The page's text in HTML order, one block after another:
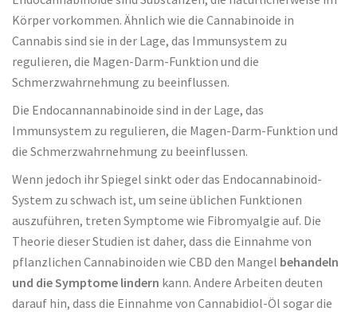
Körper vorkommen. Ähnlich wie die Cannabinoide in
Cannabis sind sie in der Lage, das Immunsystem zu
regulieren, die Magen-Darm-Funktion und die
Schmerzwahrnehmung zu beeinflussen.
Die Endocannannabinoide sind in der Lage, das
Immunsystem zu regulieren, die Magen-Darm-Funktion und
die Schmerzwahrnehmung zu beeinflussen.
Wenn jedoch ihr Spiegel sinkt oder das Endocannabinoid-
System zu schwach ist, um seine üblichen Funktionen
auszuführen, treten Symptome wie Fibromyalgie auf. Die
Theorie dieser Studien ist daher, dass die Einnahme von
pflanzlichen Cannabinoiden wie CBD den Mangel behandeln
und die Symptome lindern kann. Andere Arbeiten deuten
darauf hin, dass die Einnahme von Cannabidiol-Öl sogar die